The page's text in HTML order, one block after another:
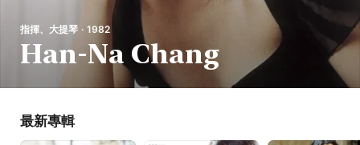
指揮、大提琴 · 1982
Han-Na Chang
最新專輯